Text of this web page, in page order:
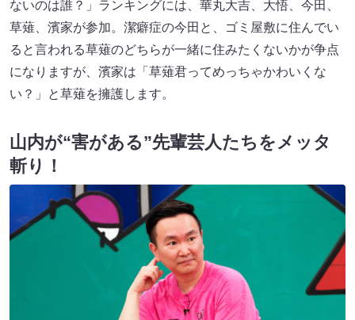
ないのは誰？」ランキングには、華丸大吉、大悟、今田、
草薙、濱家が参加。潔癖症の今田と、ゴミ屋敷に住んでい
ると言われる草薙のどちらが一緒に住みたくないかが争点
になりますが、濱家は「草薙君ってめっちゃかわいくな
い？」と草薙を擁護します。
山内が“害がある”先輩芸人たちをメッタ
斬り！